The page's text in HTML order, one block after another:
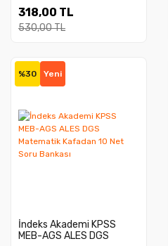
Soru Bankası
318,00 TL
530,00 TL
%30 Yeni
İndeks Akademi KPSS
MEB-AGS ALES DGS